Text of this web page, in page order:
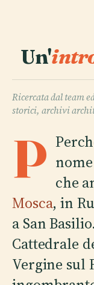
Un'
Ricercata dal team
storici, archivi
P che
Mosca, in
a San
Cattedrale
Vergine sul